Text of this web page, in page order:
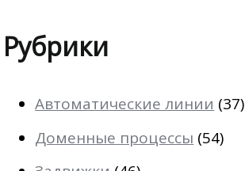
Рубрики
Автоматические линии (37)
Доменные процессы (54)